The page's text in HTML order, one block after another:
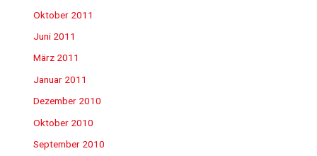
Oktober 2011
Juni 2011
März 2011
Januar 2011
Dezember 2010
Oktober 2010
September 2010